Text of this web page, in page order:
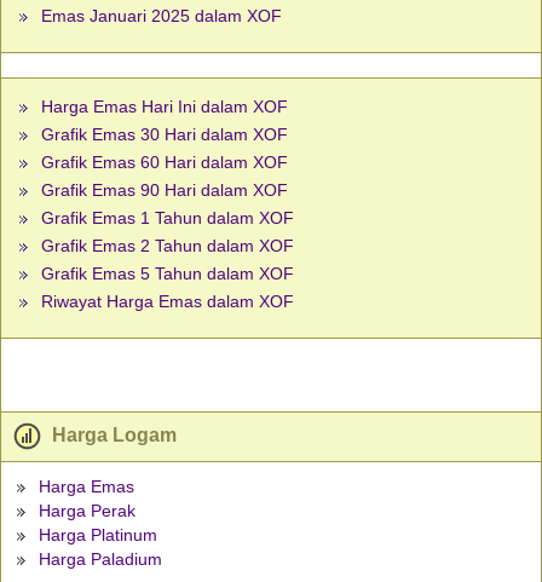
Emas Januari 2025 dalam XOF
Harga Emas Hari Ini dalam XOF
Grafik Emas 30 Hari dalam XOF
Grafik Emas 60 Hari dalam XOF
Grafik Emas 90 Hari dalam XOF
Grafik Emas 1 Tahun dalam XOF
Grafik Emas 2 Tahun dalam XOF
Grafik Emas 5 Tahun dalam XOF
Riwayat Harga Emas dalam XOF
Harga Logam
Harga Emas
Harga Perak
Harga Platinum
Harga Paladium